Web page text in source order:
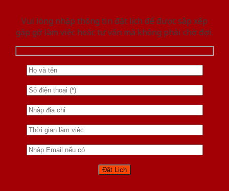
Vui lòng nhập thông tin đặt lịch để được sắp xếp
gặp gỡ làm việc hoăc tư vấn mà không phải chờ đợi.